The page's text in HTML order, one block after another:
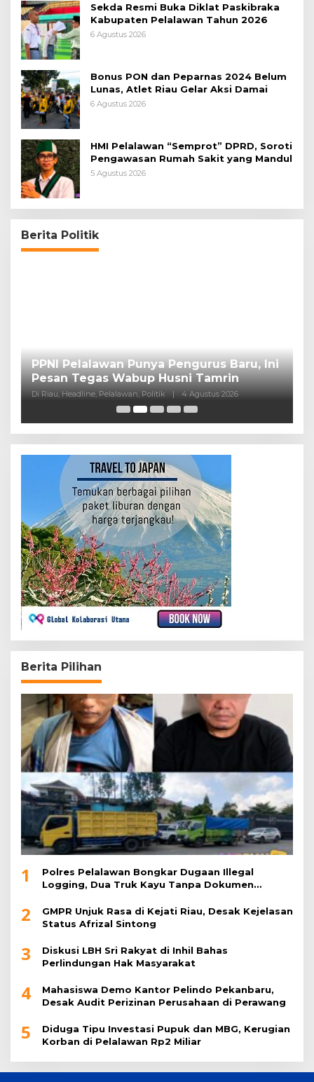
Sekda Resmi Buka Diklat Paskibraka
Kabupaten Pelalawan Tahun 2026
6 Agustus 2026
Bonus PON dan Peparnas 2024 Belum
Lunas, Atlet Riau Gelar Aksi Damai
6 Agustus 2026
HMI Pelalawan “Semprot” DPRD, Soroti
Pengawasan Rumah Sakit yang Mandul
5 Agustus 2026
Berita Politik
PPNI Pelalawan Punya Pengurus Baru, Ini
Pesan Tegas Wabup Husni Tamrin
Di Riau, Headline, Pelalawan, Politik | 4 Agustus 2026
Berita Pilihan
1
Polres Pelalawan Bongkar Dugaan Illegal
Logging, Dua Truk Kayu Tanpa Dokumen
2
GMPR Unjuk Rasa di Kejati Riau, Desak Kejelasan
Status Afrizal Sintong
3
Diskusi LBH Sri Rakyat di Inhil Bahas
Perlindungan Hak Masyarakat
4
Mahasiswa Demo Kantor Pelindo Pekanbaru,
Desak Audit Perizinan Perusahaan di Perawang
5
Diduga Tipu Investasi Pupuk dan MBG, Kerugian
Korban di Pelalawan Rp2 Miliar